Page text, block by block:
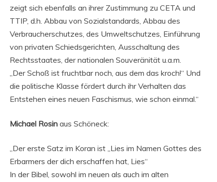
zeigt sich ebenfalls an ihrer Zustimmung zu CETA und
TTIP, d.h. Abbau von Sozialstandards, Abbau des
Verbraucherschutzes, des Umweltschutzes, Einführung
von privaten Schiedsgerichten, Ausschaltung des
Rechtsstaates, der nationalen Souveränität u.a.m.
„Der Schoß ist fruchtbar noch, aus dem das kroch!“ Und
die politische Klasse fördert durch ihr Verhalten das
Entstehen eines neuen Faschismus, wie schon einmal.“
Michael Rosin aus Schöneck:
„Der erste Satz im Koran ist „Lies im Namen Gottes des
Erbarmers der dich erschaffen hat, Lies“
In der Bibel, sowohl im neuen als auch im alten